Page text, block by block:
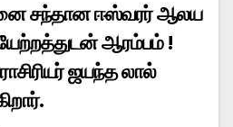
சந்தான ஈஸ்வரர் ஆலய
ஆரம்பம் !
ஜயந்த லால்